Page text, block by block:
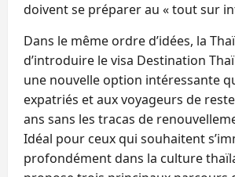
doivent se préparer au « tout sur
Dans le même ordre d’idées, la
d’introduire le visa Destination
une nouvelle option intéressante
expatriés et aux voyageurs de
ans sans les tracas de
Idéal pour ceux qui souhaitent
profondément dans la culture